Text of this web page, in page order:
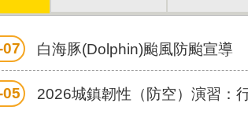
07 白海豚(Dolphin)颱風防颱宣導
05 2026城鎮韌性（防空）演習：